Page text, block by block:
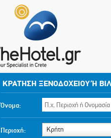
ΚΡΆΤΗΣΗ ΞΕΝΟΔΟΧΕΊΟΥ Ή
Όνομα:
Περιοχή: Κρήτη